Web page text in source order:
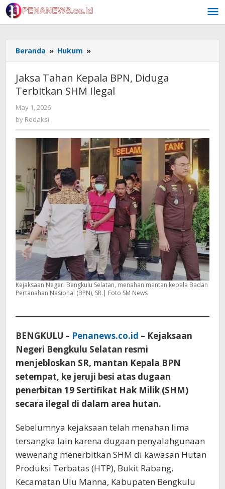
Skip
to
content
Beranda » Hukum »
Tahan
BPN,
Diduga
Jaksa Tahan Kepala BPN, Diduga
Terbitkan SHM Ilegal
May 1, 2026
by Redaksi
Kejaksaan Negeri Bengkulu Selatan, menahan mantan kepala Badan
Pertanahan Nasional (BPN), SR.| Foto SM News
BENGKULU – Penanews.co.id – Kejaksaan
Negeri Bengkulu Selatan resmi
menjebloskan SR, mantan Kepala BPN
setempat, ke jeruji besi atas dugaan
penerbitan 19 Sertifikat Hak Milik (SHM)
secara ilegal di dalam area hutan.
Sebelumnya kejaksaan telah menahan lima
tersangka lain karena dugaan penyalahgunaan
wewenang menerbitkan SHM di kawasan Hutan
Produksi Terbatas (HTP), Bukit Rabang,
Kecamatan Ulu Manna, Kabupaten Bengkulu